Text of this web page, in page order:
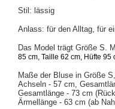
Stil: lässig
Anlass: für den Alltag, für
Das Model trägt Größe S.
85 cm, Taille 62 cm, Hüfte 95
Maße der Bluse in Größe
Achseln - 57 cm,
Gesamtlänge - 73 cm
Ärmellänge - 63 cm (ab